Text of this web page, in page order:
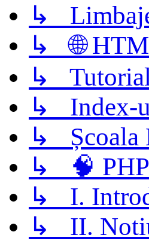
↳ Limbaje
↳ 🌐
↳
↳ Index-
↳ Școala
↳ 🧠
↳ I.
↳ II.